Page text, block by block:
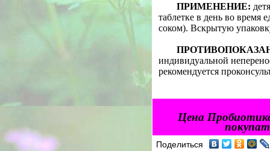
ПРИМЕНЕНИЕ:
таблетке в день во время
соком). Вскрытую
индивидуальной
рекомендуется
Цена
Поделиться